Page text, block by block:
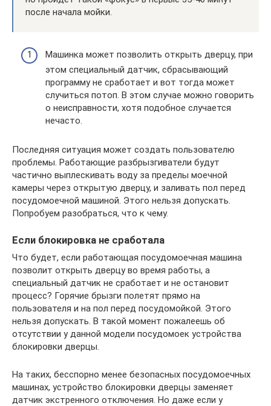
после начала мойки.
Машинка может позволить открыть дверцу, при
этом специальный датчик, сбрасывающий
программу не сработает и вот тогда может
случиться потоп. В этом случае можно говорить
о неисправности, хотя подобное случается
нечасто.
Последняя ситуация может создать пользователю
проблемы. Работающие разбрызгиватели будут
частично выплескивать воду за пределы моечной
камеры через открытую дверцу, и заливать пол перед
посудомоечной машиной. Этого нельзя допускать.
Попробуем разобраться, что к чему.
Если блокировка не сработала
Что будет, если работающая посудомоечная машина
позволит открыть дверцу во время работы, а
специальный датчик не сработает и не остановит
процесс? Горячие брызги полетят прямо на
пользователя и на пол перед посудомойкой. Этого
нельзя допускать. В такой момент пожалеешь об
отсутствии у данной модели посудомоек устройства
блокировки дверцы.
На таких, бесспорно менее безопасных посудомоечных
машинах, устройство блокировки дверцы заменяет
датчик экстренного отключения. Но даже если у